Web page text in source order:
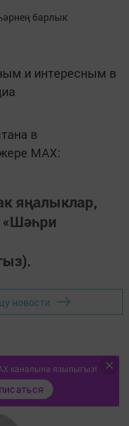
барлык
и интересным в
в
MАХ:
яңалыклар,
новости
каналына язылыгыз!